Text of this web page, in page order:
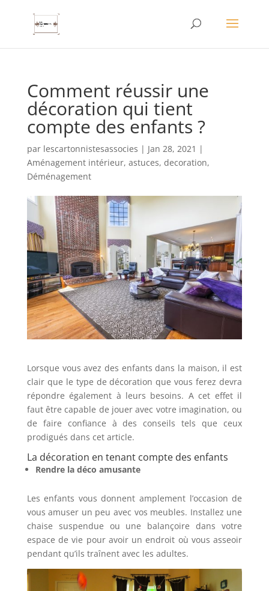
Comment réussir une
décoration qui tient
compte des enfants ?
par lescartonnistesassocies | Jan 28, 2021 |
Aménagement intérieur, astuces, decoration,
Déménagement
Lorsque vous avez des enfants dans la maison, il est
clair que le type de décoration que vous ferez devra
répondre également à leurs besoins. A cet effet il
faut être capable de jouer avec votre imagination, ou
de faire confiance à des conseils tels que ceux
prodigués dans cet article.
La décoration en tenant compte des enfants
Rendre la déco amusante
Les enfants vous donnent amplement l’occasion de
vous amuser un peu avec vos meubles. Installez une
chaise suspendue ou une balançoire dans votre
espace de vie pour avoir un endroit où vous asseoir
pendant qu’ils traînent avec les adultes.